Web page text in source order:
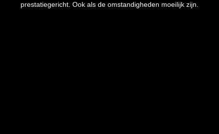
prestatiegericht. Ook als de omstandigheden moeilijk zijn.